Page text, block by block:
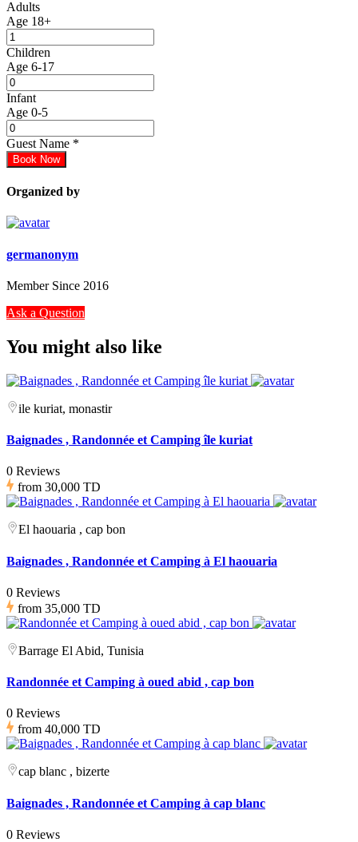
Adults
Age 18+
Children
Age 6-17
Infant
Age 0-5
Guest Name *
Book Now
Organized by
germanonym
Member Since 2016
Ask a Question
You might also like
ile kuriat, monastir
Baignades , Randonnée et Camping île kuriat
0 Reviews
from 30,000 TD
El haouaria , cap bon
Baignades , Randonnée et Camping à El haouaria
0 Reviews
from 35,000 TD
Barrage El Abid, Tunisia
Randonnée et Camping à oued abid , cap bon
0 Reviews
from 40,000 TD
cap blanc , bizerte
Baignades , Randonnée et Camping à cap blanc
0 Reviews